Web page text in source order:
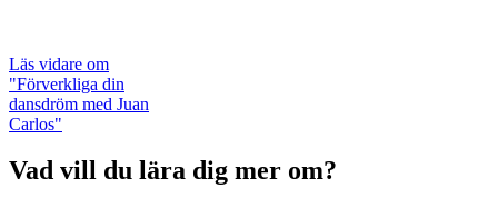
Läs vidare om
"Förverkliga din
dansdröm med Juan
Carlos"
Vad vill du lära dig mer om?